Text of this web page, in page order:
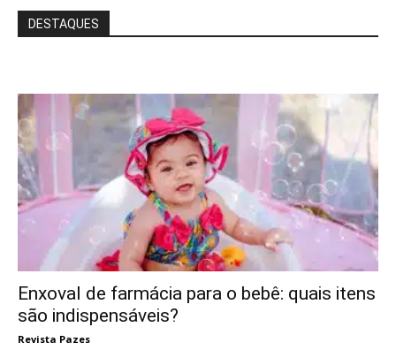
DESTAQUES
Enxoval de farmácia para o bebê: quais itens
são indispensáveis?
Revista Pazes